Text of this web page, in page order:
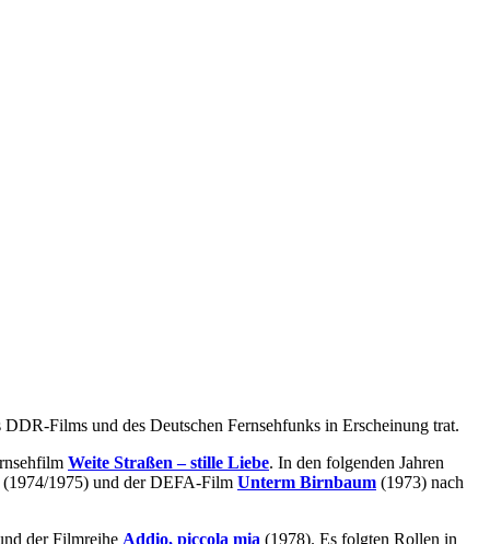
Films und des Deutschen Fernsehfunks in Erscheinung trat.
Weite Straßen – stille Liebe. In den folgenden Jahren
(1974/1975) und der DEFA-Film Unterm Birnbaum (1973) nach
der Filmreihe Addio, piccola mia (1978). Es folgten Rollen in